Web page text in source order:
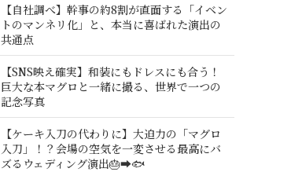
【自社調べ】幹事の約8割が直面する「イベン
トのマンネリ化」と、本当に喜ばれた演出の
共通点
【SNS映え確実】和装にもドレスにも合う！
巨大な本マグロと一緒に撮る、世界で一つの
記念写真
【ケーキ入刀の代わりに】大迫力の「マグロ
入刀」！？会場の空気を一変させる最高にバ
ズるウェディング演出🎂➡️🐟